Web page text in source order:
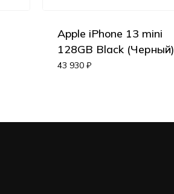
Apple iPhone 13 mini
128GB Black (Черный)
43 930 ₽